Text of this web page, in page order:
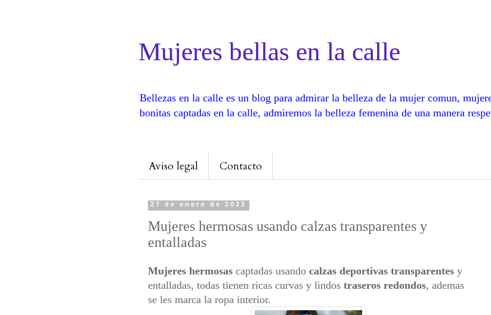
Mujeres bellas en la calle
Bellezas en la calle es un blog para admirar la belleza de la mujer comun,
bonitas captadas en la calle, admiremos la belleza femenina de una manera
Aviso legal Contacto
27 de enero de 2022
Mujeres hermosas usando calzas transparentes y
entalladas
Mujeres hermosas captadas usando calzas deportivas transparentes y
entalladas, todas tienen ricas curvas y lindos traseros redondos, ademas
se les marca la ropa interior.